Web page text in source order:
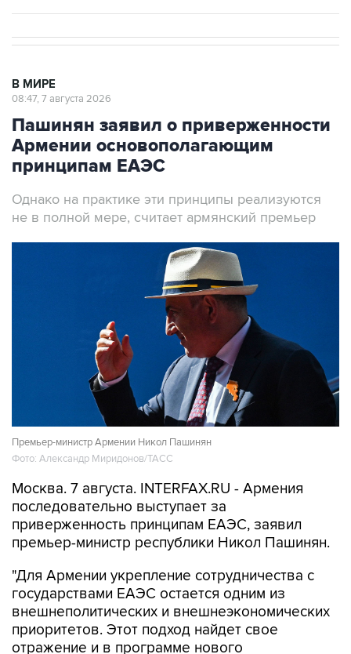
В МИРЕ
08:47, 7 августа 2026
Пашинян заявил о приверженности
Армении основополагающим
принципам ЕАЭС
Однако на практике эти принципы реализуются
не в полной мере, считает армянский премьер
Премьер-министр Армении Никол Пашинян
Фото: Александр Миридонов/ТАСС
Москва. 7 августа. INTERFAX.RU - Армения
последовательно выступает за
приверженность принципам ЕАЭС, заявил
премьер-министр республики Никол Пашинян.
"Для Армении укрепление сотрудничества с
государствами ЕАЭС остается одним из
внешнеполитических и внешнеэкономических
приоритетов. Этот подход найдет свое
отражение и в программе нового